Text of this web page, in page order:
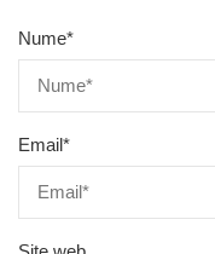
Nume*
Email*